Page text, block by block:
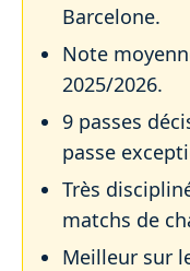
Barcelone.
Note
2025/2026.
9 passes
passe
Très
matchs de
Meilleur sur